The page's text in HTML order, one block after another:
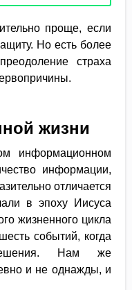
проще, если
Но есть более
страха
жизни
информационном
информации,
отличается
в эпоху Иисуса
жизненного цикла
событий, когда
Нам же
и не однажды, и